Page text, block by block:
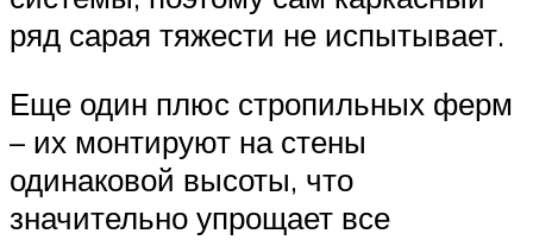
ряд сарая тяжести не испытывает.
Еще один плюс стропильных ферм
– их монтируют на стены
одинаковой высоты, что
значительно упрощает все